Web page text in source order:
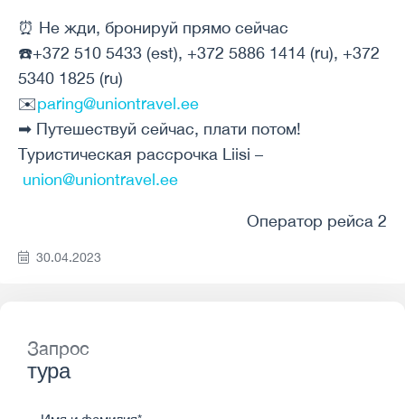
⏰ Не жди, бронируй прямо сейчас
☎️+372 510 5433 (est), +372 5886 1414 (ru), +372
5340 1825 (ru)
✉️paring@uniontravel.ee
➡ Путешествуй сейчас, плати потом!
Туристическая рассрочка Liisi –
union@uniontravel.ee
Оператор рейса 2
30.04.2023
Запрос
тура